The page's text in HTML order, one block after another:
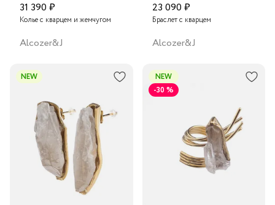
31 390 ₽
Колье с кварцем и жемчугом
Alcozer&J
23 090 ₽
Браслет с кварцем
Alcozer&J
NEW
NEW
-30 %